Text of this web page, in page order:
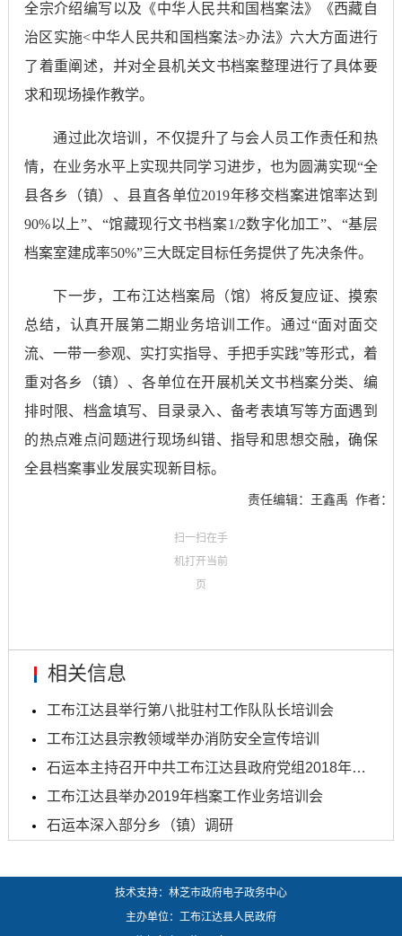
全宗介绍编写以及《中华人民共和国档案法》《西藏自
治区实施<中华人民共和国档案法>办法》六大方面进行
了着重阐述，并对全县机关文书档案整理进行了具体要
求和现场操作教学。
通过此次培训，不仅提升了与会人员工作责任和热
情，在业务水平上实现共同学习进步，也为圆满实现“全
县各乡（镇）、县直各单位2019年移交档案进馆率达到
90%以上”、“馆藏现行文书档案1/2数字化加工”、“基层
档案室建成率50%”三大既定目标任务提供了先决条件。
下一步，工布江达档案局（馆）将反复应证、摸索
总结，认真开展第二期业务培训工作。通过“面对面交
流、一带一参观、实打实指导、手把手实践”等形式，着
重对各乡（镇）、各单位在开展机关文书档案分类、编
排时限、档盒填写、目录录入、备考表填写等方面遇到
的热点难点问题进行现场纠错、指导和思想交融，确保
全县档案事业发展实现新目标。
作者：
责任编辑：王鑫禹
扫一扫在手
机打开当前
页
相关信息
工布江达县举行第八批驻村工作队队长培训会
工布江达县宗教领域举办消防安全宣传培训
石运本主持召开中共工布江达县政府党组2018年民主生...
工布江达县举办2019年档案工作业务培训会
石运本深入部分乡（镇）调研
技术支持：林芝市政府电子政务中心
主办单位：工布江达县人民政府